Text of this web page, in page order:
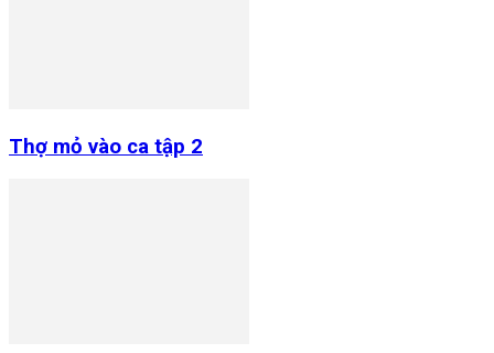
Thợ mỏ vào ca tập 2